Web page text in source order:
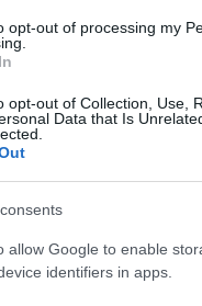
opt-out of processing my
opt-out of Collection, Use,
Data that Is
allow Google to enable
identifiers in apps.
“ΟΙ ΕΛΛΗΝΕΣ
ΠΑΝΕ ΚΑΙ
αυτές τις μέρες
των Φρουσαίων
σωματότυπου του
πληθυσμών
είπε την αλήθεια.
το νησί. Τους είπε